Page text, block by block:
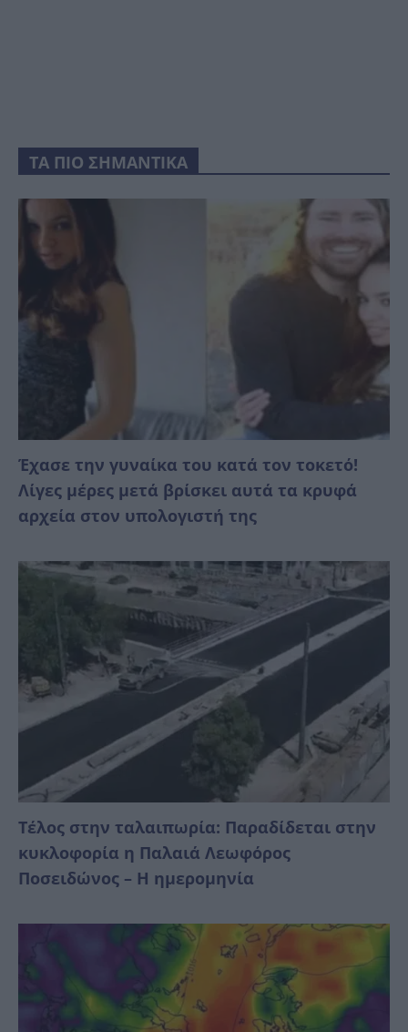
ΤΑ ΠΙΟ ΣΗΜΑΝΤΙΚΑ
Έχασε την γυναίκα του κατά τον τοκετό!
Λίγες μέρες μετά βρίσκει αυτά τα κρυφά
αρχεία στον υπολογιστή της
Τέλος στην ταλαιπωρία: Παραδίδεται στην
κυκλοφορία η Παλαιά Λεωφόρος
Ποσειδώνος – Η ημερομηνία